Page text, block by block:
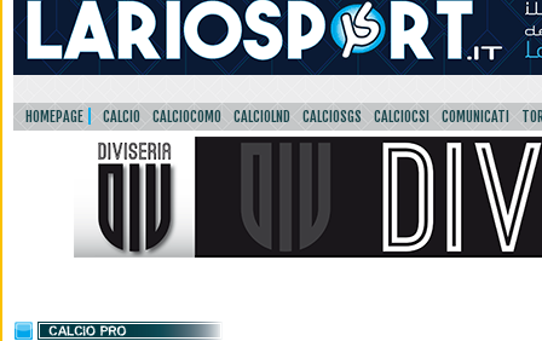
HOMEPAGE CALCIO CALCIOCOMO CALCIOLND CALCIOSGS CALCIOCSI COMUNICATI